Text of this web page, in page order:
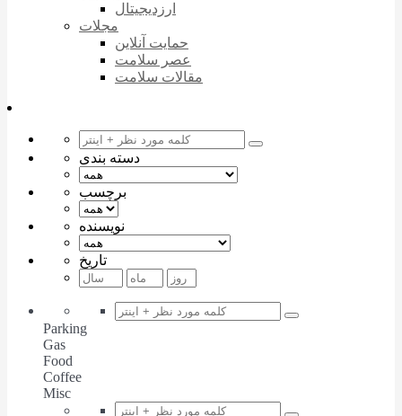
ارزدیجیتال
مجلات
حمایت آنلاین
عصر سلامت
مقالات سلامت
دسته بندی
برچسب
نویسنده
تاریخ
Parking
Gas
Food
Coffee
Misc